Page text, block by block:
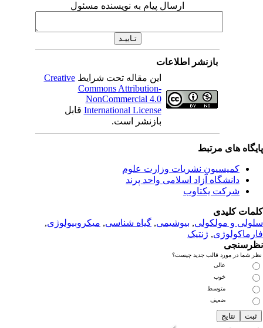
ارسال پیام به نویسنده مسئول
اطلاعات
این مقاله تحت شرایطCreative
Commons Attribution-
NonCommercial 4.0
International Licenseقابل
نشریات وزارت علوم
اسلامی واحد پرند
,بیوشیمی,گیاه شناسی,میکروبیولوژی
جدید چیست؟